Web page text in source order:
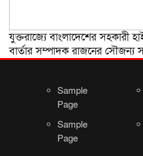
যুক্তরাজ্যে বাংলাদেশের সহকারী
বার্তার সম্পাদক রাজনের সৌজন্য
Sample
Page
Sample
Page